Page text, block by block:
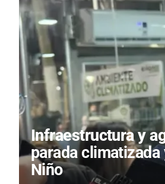
Infraestructura y
parada
Niño